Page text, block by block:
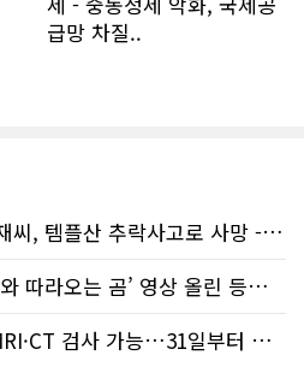
의 절반 정도는 타주에서 이주를 검
하고 있거나 갓 이주한 회원들로 나타
가 지연되곤 했으나 동포사회의 뜨
사를 매일 웹에 올리는 것으로 정책
변경했다. 이에 따라 독자들은 CN드
사이트 방문을 통해 매일 따끈따끈한
나다 전국 뉴스와 앨버타주 지역 최신
급망 차질..
캘거리 한인 안경사 박길재씨, 템플산 추락사고로 사망 - 헬기 구조..
국립공원서 ‘목줄 안한 개와 따라오는 곰’ 영상 올린 등산객 기소돼
앨버타, 의사 의뢰 없이 MRI·CT 검사 가능…31일부터 자비 부..